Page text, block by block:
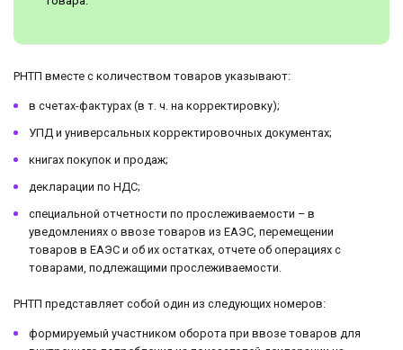
РНТП вместе с количеством товаров указывают:
в счетах-фактурах (в т. ч. на корректировку);
УПД и универсальных корректировочных документах;
книгах покупок и продаж;
декларации по НДС;
специальной отчетности по прослеживаемости – в
уведомлениях о ввозе товаров из ЕАЭС, перемещении
товаров в ЕАЭС и об их остатках, отчете об операциях с
товарами, подлежащими прослеживаемости.
РНТП представляет собой один из следующих номеров:
формируемый участником оборота при ввозе товаров для